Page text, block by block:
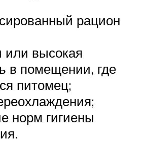
рацион
или высокая
в помещении, где
питомец;
норм гигиены